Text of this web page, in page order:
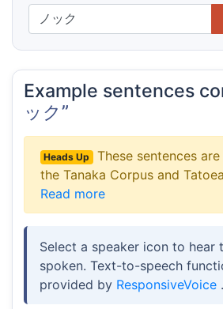
Example sentences
ック”
Heads Up
These sentences
the Tanaka Corpus and
Read more
Select a speaker icon to hear
spoken. Text-to-speech
provided by ResponsiveVoice .